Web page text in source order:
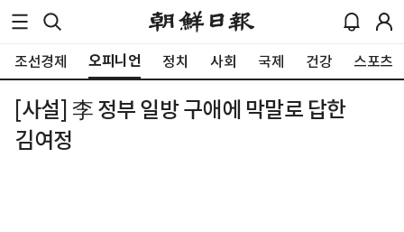
조선경제 오피니언 정치 사회 국제 건강 스포츠
[사설] 李 정부 일방 구애에 막말로 답한
김여정